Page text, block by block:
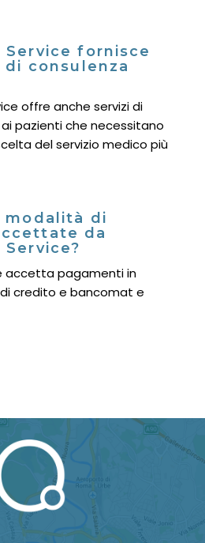
Service fornisce
consulenza
offre anche servizi di
pazienti che necessitano
del servizio medico più
modalità di
da
accetta pagamenti in
credito e bancomat e